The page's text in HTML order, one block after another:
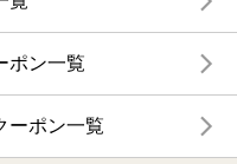
ポン一覧
ーポン一覧